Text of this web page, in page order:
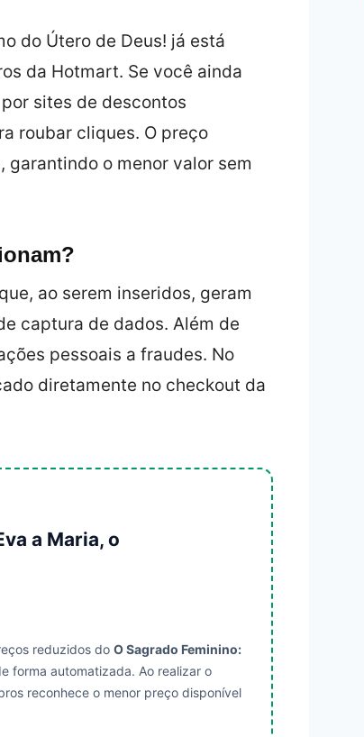
do Útero de Deus! já está
da Hotmart. Se você ainda
sites de descontos
roubar cliques. O preço
o menor valor sem
ao serem inseridos, geram
captura de dados. Além de
pessoais a fraudes. No
diretamente no checkout da
a Maria, o
reduzidos do O Sagrado Feminino:
forma automatizada. Ao realizar o
reconhece o menor preço disponível